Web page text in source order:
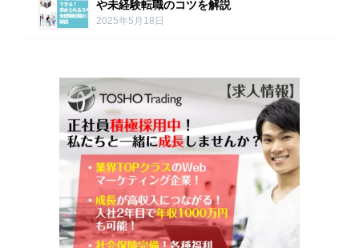
や未経験転職のコツを解説
2025年5月18日